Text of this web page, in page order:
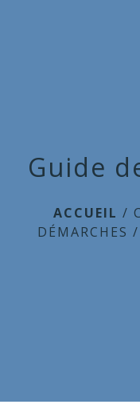
Guide
ACCUEIL /
DÉMARCHES /